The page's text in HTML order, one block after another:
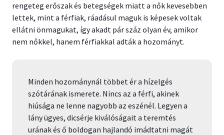
rengeteg erőszak és betegségek miatt a nők kevesebben
lettek, mint a férfiak, ráadásul maguk is képesek voltak
ellátni önmagukat, így akadt pár száz olyan év, amikor
nem nőkkel, hanem férfiakkal adták a hozományt.
Minden hozománynál többet ér a hízelgés
szótárának ismerete. Nincs az a férfi, akinek
hiúsága ne lenne nagyobb az eszénél. Legyen a
lány ügyes, dicsérje kiválóságait a teremtés
urának és ő boldogan hajlandó imádtatni magát